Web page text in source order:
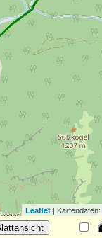
Leaflet| Kartendaten: